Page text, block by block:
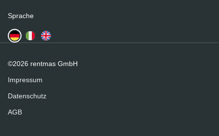
Sprache
©2026 rentmas GmbH
Impressum
Datenschutz
AGB